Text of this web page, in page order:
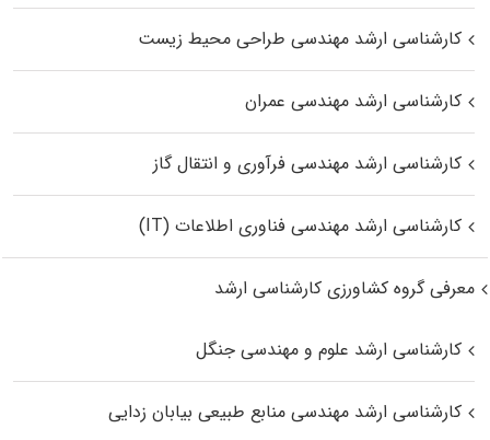
کارشناسی ارشد مهندسی طراحی محیط زیست
کارشناسی ارشد مهندسی عمران
کارشناسی ارشد مهندسی فرآوری و انتقال گاز
کارشناسی ارشد مهندسی فناوری اطلاعات (IT)
معرفی گروه کشاورزی کارشناسی ارشد
کارشناسی ارشد علوم و مهندسی جنگل
کارشناسی ارشد مهندسی منابع طبیعی بیابان زدایی